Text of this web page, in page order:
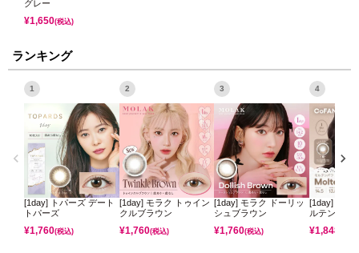
グレー
¥1,650(税込)
ランキング
1
[1day] トパーズ デート
トパーズ
¥1,760(税込)
2
[1day] モラク トゥイン
クルブラウン
¥1,760(税込)
3
[1day] モラク ドーリッ
シュブラウン
¥1,760(税込)
4
[1day] コフ
ルテンパフ
¥1,848